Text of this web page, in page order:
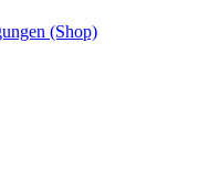
(Shop)